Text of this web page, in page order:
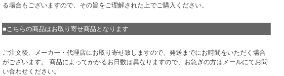
る場合もございますので、その旨をご理解された上でご購入ください。
■こちらの商品はお取り寄せ商品となります
ご注文後、メーカー・代理店にお取り寄せ致しますので、発送までにお時間をいただく場合
がございます。 商品によってかかるお日数は異なりますので、お急ぎの方はメールにてお問
い合わせください。